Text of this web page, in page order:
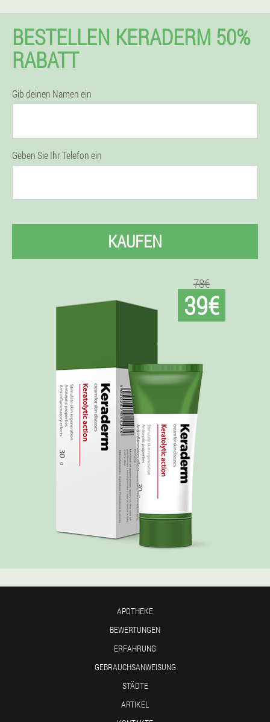
BESTELLEN KERADERM 50%
RABATT
Gib deinen Namen ein
Geben Sie Ihr Telefon ein
KAUFEN
78€
39€
APOTHEKE
BEWERTUNGEN
ERFAHRUNG
GEBRAUCHSANWEISUNG
STÄDTE
ARTIKEL